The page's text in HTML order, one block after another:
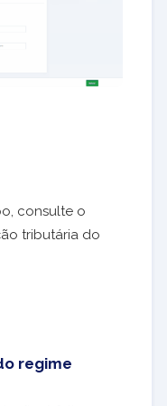
consulte o
tributária do
regime